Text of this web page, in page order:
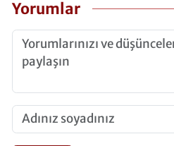
Yorumlar